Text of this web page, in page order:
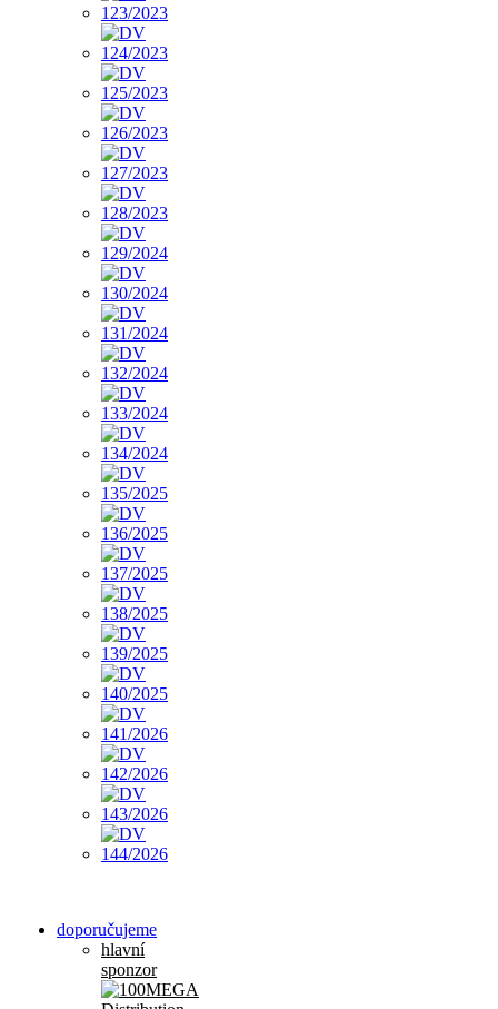
doporučujeme
hlavní
sponzor